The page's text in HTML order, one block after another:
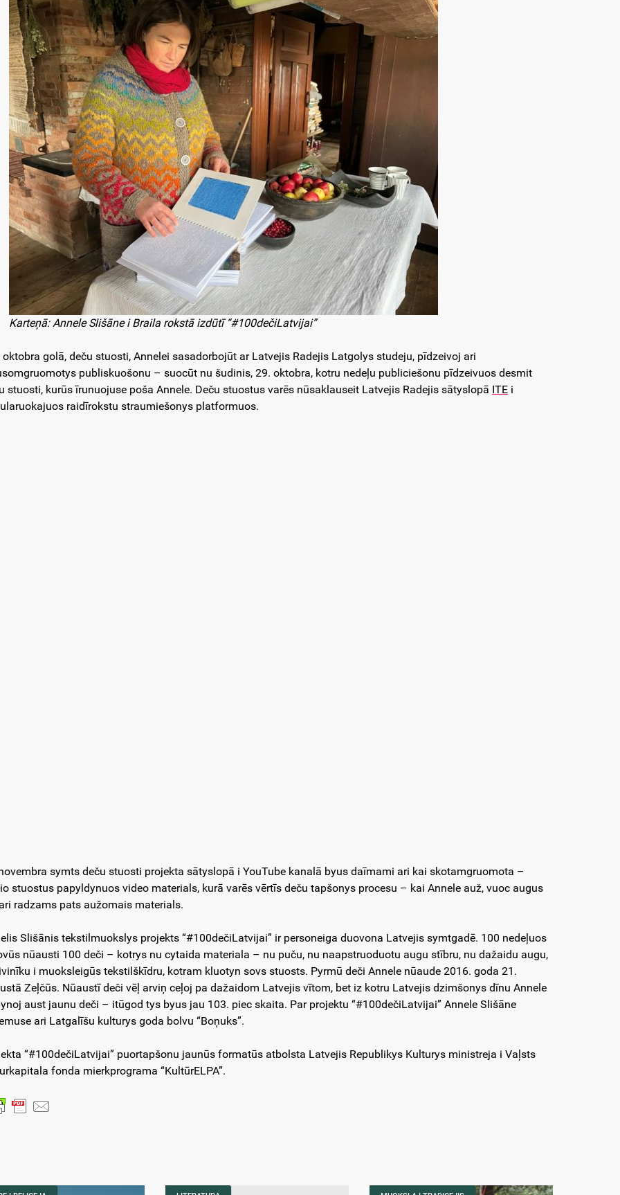
Karteņā: Annele Slišāne i Braila rokstā izdūtī “#100dečiLatvijai”
oktobra golā, deču stuosti, Annelei sasadorbojūt ar Latvejis Radejis Latgolys studeju, pīdzeivoj ari
publiskuošonu – suocūt nu šudinis, 29. oktobra, kotru nedeļu publiciešonu pīdzeivuos desmit
stuosti, kurūs īrunuojuse poša Annele. Deču stuostus varēs nūsaklauseit Latvejis Radejis sātyslopā ITE i
raidīrokstu straumiešonys platformuos.
symts deču stuosti projekta sātyslopā i YouTube kanalā byus daīmami ari kai skotamgruomota –
stuostus papyldynuos video materials, kurā varēs vērtīs deču tapšonys procesu – kai Annele auž, vuoc augus
radzams pats aužomais materials.
Slišānis tekstilmuokslys projekts “#100dečiLatvijai” ir personeiga duovona Latvejis symtgadē. 100 nedeļuos
nūausti 100 deči – kotrys nu cytaida materiala – nu puču, nu naapstruoduotu augu stībru, nu dažaidu augu,
i muoksleigūs tekstilškīdru, kotram kluotyn sovs stuosts. Pyrmū deči Annele nūaude 2016. goda 21.
Zeļčūs. Nūaustī deči vēļ arviņ ceļoj pa dažaidom Latvejis vītom, bet iz kotru Latvejis dzimšonys dīnu Annele
aust jaunu deči – itūgod tys byus jau 103. piec skaita. Par projektu “#100dečiLatvijai” Annele Slišāne
ari Latgalīšu kulturys goda bolvu “Boņuks”.
“#100dečiLatvijai” puortapšonu jaunūs formatūs atbolsta Latvejis Republikys Kulturys ministreja i Vaļsts
fonda mierkprograma “KultūrELPA”.